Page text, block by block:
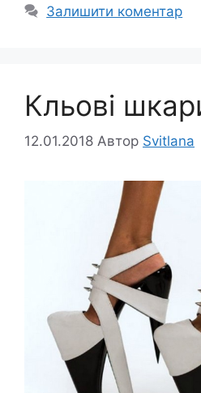
Залишити коментар
Кльові
12.01.2018 Автор Svitlana